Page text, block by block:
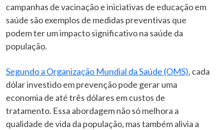
campanhas de vacinação e iniciativas de educação em
saúde são exemplos de medidas preventivas que
podem ter um impacto significativo na saúde da
população.
Segundo a Organização Mundial da Saúde (OMS), cada
dólar investido em prevenção pode gerar uma
economia de até três dólares em custos de
tratamento. Essa abordagem não só melhora a
qualidade de vida da população, mas também alivia a